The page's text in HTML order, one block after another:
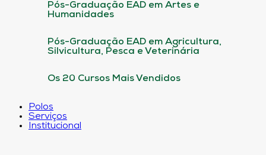
Pós-Graduação EAD em Artes e
Humanidades
Pós-Graduação EAD em Agricultura,
Silvicultura, Pesca e Veterinária
Os 20 Cursos Mais Vendidos
Polos
Serviços
Institucional